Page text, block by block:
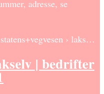
adresse, se
› laks…
| bedrifter